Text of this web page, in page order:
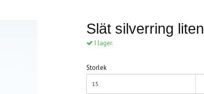
Slät silverring liten
I lager.
Storlek
15